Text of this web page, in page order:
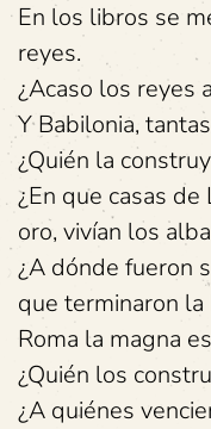
En los libros se
reyes.
¿Acaso los reyes
Y Babilonia,
¿Quién la
¿En que casas
oro, vivían los
¿A dónde fueron
que terminaron la
Roma la magna
¿Quién los
¿A quiénes